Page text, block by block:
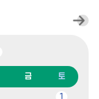
금 토
1
일
정